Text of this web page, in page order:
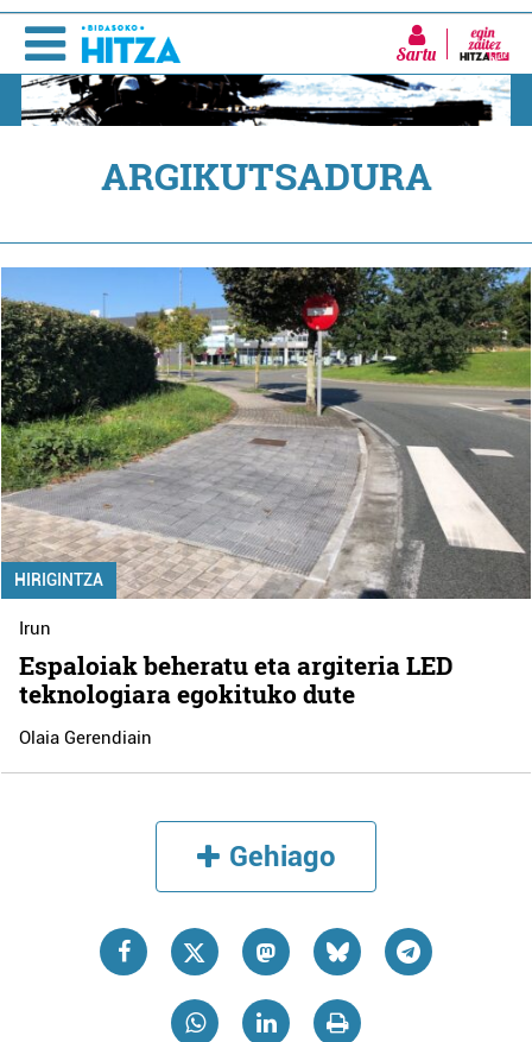
Sartu
ARGIKUTSADURA
HIRIGINTZA
Irun
Espaloiak beheratu eta argiteria LED
teknologiara egokituko dute
Olaia Gerendiain
Gehiago